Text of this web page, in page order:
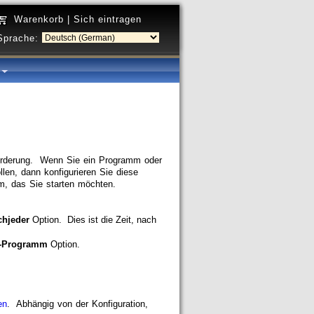
Warenkorb
Sich eintragen
Wenn Sie ein Programm oder
dann konfigurieren Sie diese
das Sie starten möchten.
jeder Option. Dies ist die Zeit, nach
Option.
. Abhängig von der Konfiguration,